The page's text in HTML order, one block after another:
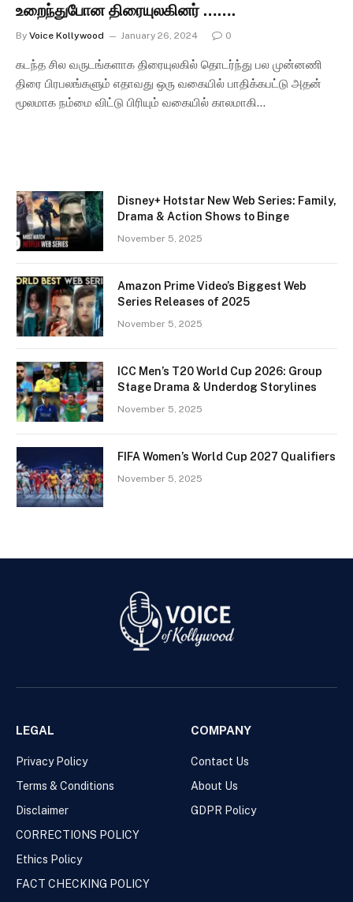
உறைந்துபோன திரையுலகினர் …….
By Voice Kollywood January 26, 2024 0
கடந்த சில வருடங்களாக திரையுலகில் தொடர்ந்து பல முன்னணி
திரை பிரபலங்களும் எதாவது ஒரு வகையில் பாதிக்கபட்டு அதன்
மூலமாக நம்மை விட்டு பிரியும் வகையில் காலமாகி…
Disney+ Hotstar New Web Series: Family,
Drama & Action Shows to Binge
November 5, 2025
Amazon Prime Video’s Biggest Web
Series Releases of 2025
November 5, 2025
ICC Men’s T20 World Cup 2026: Group
Stage Drama & Underdog Storylines
November 5, 2025
FIFA Women’s World Cup 2027 Qualifiers
November 5, 2025
LEGAL
Privacy Policy
Terms & Conditions
Disclaimer
CORRECTIONS POLICY
Ethics Policy
FACT CHECKING POLICY
COMPANY
Contact Us
About Us
GDPR Policy